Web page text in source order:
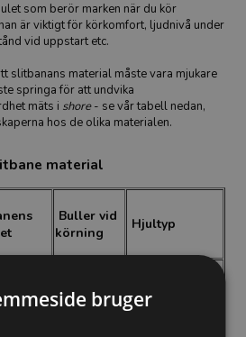
som berör marken när du kör
är viktigt för körkomfort, ljudnivå under
vid uppstart etc.
slitbanans material måste vara mjukare
springa för att undvika
mäts i shore- se vår tabell nedan,
hos de olika materialen.
material
Buller vid
körning
Hjultyp
&
bruger